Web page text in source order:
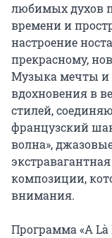
любимых духов
времени и
настроение
прекрасному,
Музыка мечты и
вдохновения в
стилей,
французский
волна»,
композиции,
внимания.
Программа «A Là